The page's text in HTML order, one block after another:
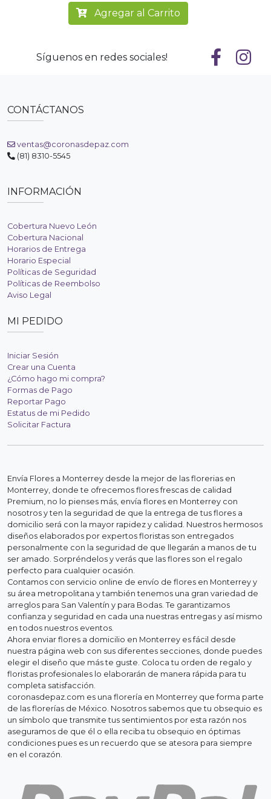
Agregar al Carrito
Síguenos en redes sociales!
CONTÁCTANOS
ventas@coronasdepaz.com
(81) 8310-5545
INFORMACIÓN
Cobertura Nuevo León
Cobertura Nacional
Horarios de Entrega
Horario Especial
Políticas de Seguridad
Políticas de Reembolso
Aviso Legal
MI PEDIDO
Iniciar Sesión
Crear una Cuenta
¿Cómo hago mi compra?
Formas de Pago
Reportar Pago
Estatus de mi Pedido
Solicitar Factura
Envía Flores a Monterrey desde la mejor de las florerias en
Monterrey, donde te ofrecemos flores frescas de calidad
Premium, no lo pienses más, envía flores en Monterrey con
nosotros y ten la seguridad de que la entrega de tus flores a
domicilio será con la mayor rapidez y calidad. Nuestros hermosos
diseños elaborados por expertos floristas son entregados
personalmente con la seguridad de que llegarán a manos de tu
ser amado. Sorpréndelos y verás que las flores son el regalo
perfecto para cualquier ocasión.
Contamos con servicio online de envío de flores en Monterrey y
su área metropolitana y también tenemos una gran variedad de
arreglos para San Valentín y para Bodas. Te garantizamos
confianza y seguridad en cada una nuestras entregas y así mismo
en todos nuestros eventos.
Ahora enviar flores a domicilio en Monterrey es fácil desde
nuestra página web con sus diferentes secciones, donde puedes
elegir el diseño que más te guste. Coloca tu orden de regalo y
floristas profesionales lo elaborarán de manera rápida para tu
completa satisfacción.
coronasdepaz.com es una florería en Monterrey que forma parte
de las florerías de México. Nosotros sabemos que tu obsequio es
un símbolo que transmite tus sentimientos por esta razón nos
aseguramos de que él o ella reciba tu obsequio en óptimas
condiciones pues es un recuerdo que se atesora para siempre
en el corazón.